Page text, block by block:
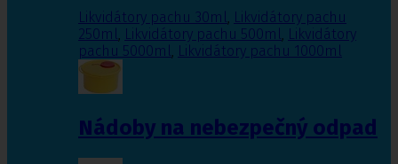
Likvidátory pachu 30ml, Likvidátory pachu
250ml, Likvidátory pachu 500ml, Likvidátory
pachu 5000ml, Likvidátory pachu 1000ml
Nádoby na nebezpečný odpad